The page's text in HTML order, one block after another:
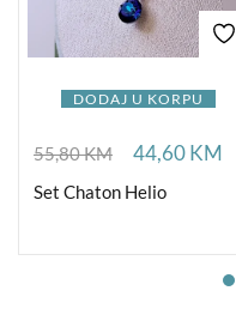
DODAJ U KORPU
55,80KM 44,60KM
Set Chaton Helio